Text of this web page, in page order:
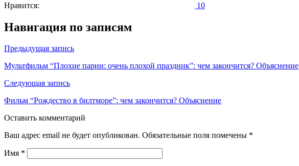
Нравится: 10
Навигация по записям
Предыдущая запись
Мультфильм “Плохие парни: очень плохой праздник”: чем закончится? Объяснение
Следующая запись
Фильм “Рождество в билтморе”: чем закончится? Объяснение
Оставить комментарий
Ваш адрес email не будет опубликован. Обязательные поля помечены *
Имя *